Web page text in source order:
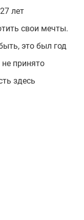
лет
свои мечты.
это был год
принято
здесь